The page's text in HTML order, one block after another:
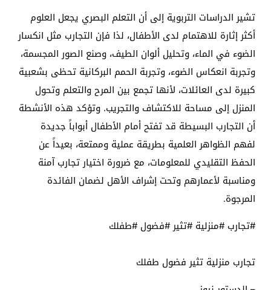
تشير الدراسات التربوية إلى أن التعلم البصري يجعل العلوم
أكثر إثارة للاهتمام لدى الأطفال، لذا فإن التجارب مثل انكسار
الضوء في الماء، وتحليل ألوان الطيف، وصنع الصور المجسمة،
وتجربة انعكاس الضوء، وتجربة الحمم البركانية تحظى بشعبية
كبيرة لدى العائلات، لأنها تجمع بين المرح والتعلم وتحول
المنزل إلى مساحة للاكتشاف والتجريب. وتؤكد هذه الأنشطة
أن التجارب البسيطة قد تفتح أمام الأطفال أبواباً جديدة
لفهم الظواهر العلمية بطريقة عملية وممتعة، بعيداً عن
الحفظ التقليدي للمعلومات، مع ضرورة اختيار تجارب آمنة
ومناسبة لأعمارهم وتحت إشراف الأهل لضمان الفائدة
المرجوة.
#تجارب #منزلية #تثير #فضول #طفلك
تجارب منزلية تثير فضول طفلك